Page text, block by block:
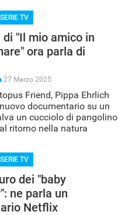
TV
"Il mio amico in
ora parla di
27 Marzo 2025
Friend, Pippa Ehrlich
documentario su un
un cucciolo di pangolino
ritorno nella natura
TV
dei "baby
ne parla un
Netflix